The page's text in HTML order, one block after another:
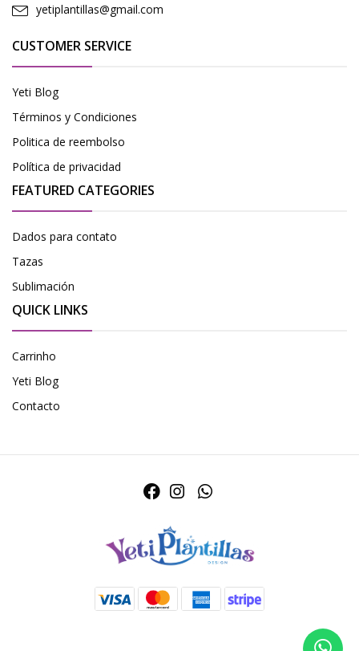
yetiplantillas@gmail.com
CUSTOMER SERVICE
Yeti Blog
Términos y Condiciones
Politica de reembolso
Política de privacidad
FEATURED CATEGORIES
Dados para contato
Tazas
Sublimación
QUICK LINKS
Carrinho
Yeti Blog
Contacto